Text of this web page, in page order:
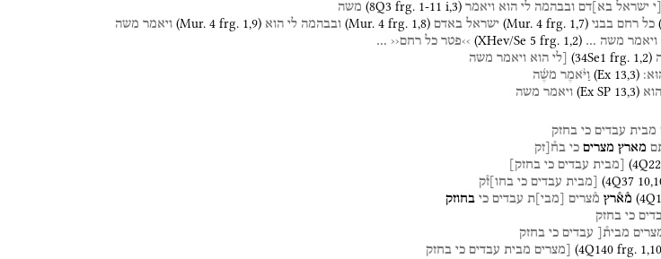
ישראל בא]דם ובבהמה לי הוא ויאמר (8Q3 frg. 1-11 i,3) משה
( כל רחם בבני (Mur. 4 frg. 1,7) ישראל באדם (Mur. 4 frg. 1,8) ובבהמה לי הוא (Mur. 4 frg. 1,9) ויאמר משה
ויאמר משה …
(XHev/Se 5 frg. 1,2) ››פטר כל רחם‹‹ …
(34Se1 frg. 1,2) [לי הוא ויאמר משה
(Ex 13,3) וַיֹּ֨אמֶר מֹשֶׁ֜ה
הוא (Ex SP 13,3) ויאמר משה
מבית עבדים כי בחזק
מארץ מצרים כי בח֯[זק
(4Q22 [מבית עבדים כי בחזק]
(4Q37 10, [מבית עבדים כי בחו]ז֯ק
( מ֯א֯רץ מ֯צרים מבי ת עבדים כי בחוזק
כי בחזק
מבית֯[ עבדים כי בחזק
(4Q140 frg. 1,10 [מצרים מבית עבדים כי בחזק